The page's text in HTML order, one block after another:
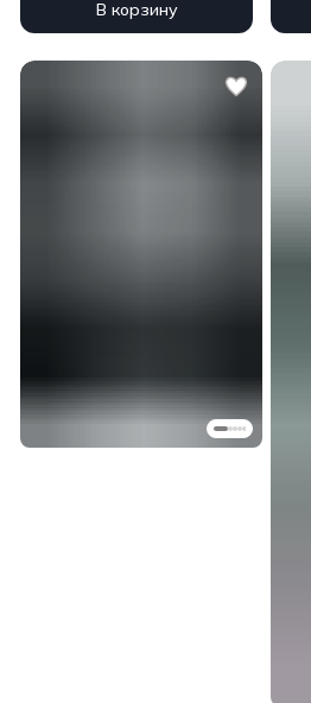
В корзину
7/8/
1/
x